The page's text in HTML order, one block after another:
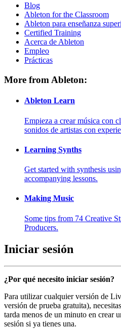
Blog
Ableton for the Classroom
Ableton para enseñanza
Certified Training
Acerca de Ableton
Empleo
Prácticas
More from Ableton:
Ableton Learn
Empieza a crear música con
sonidos de artistas con
Learning Synths
Get started with synthesis
accompanying lessons.
Making Music
Some tips from 74 Creative
Producers.
Iniciar sesión
¿Por qué necesito iniciar sesión?
Para utilizar cualquier versión de
versión de prueba gratuita),
tarda menos de un minuto en crear
sesión si ya tienes una.